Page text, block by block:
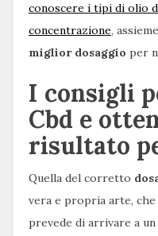
conoscere i tipi di olio
concentrazione,
miglior dosaggio per
I consigli
Cbd e
risultato
Quella del corretto
vera e propria arte,
prevede di arrivare a